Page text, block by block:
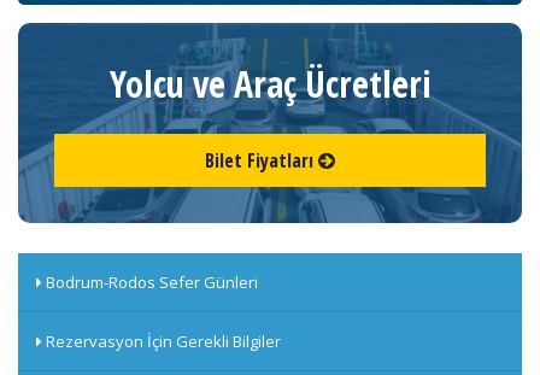
Yolcu ve Araç Ücretleri
Bilet Fiyatları
Bodrum-Rodos Sefer Günleri
Rezervasyon İçin Gerekli Bilgiler